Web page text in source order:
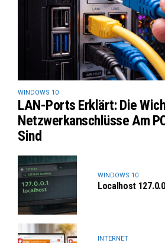
WINDOWS 10
LAN-Ports Erklärt: Die
Netzwerkanschlüsse Am
Sind
WINDOWS 10
Localhost
INTERNET